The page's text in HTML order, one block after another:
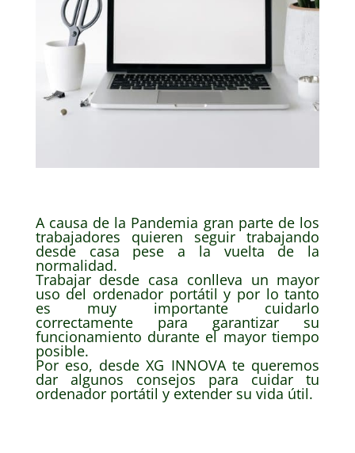
A causa de la Pandemia gran parte de los
trabajadores quieren seguir trabajando
desde casa pese a la vuelta de la
normalidad.
Trabajar desde casa conlleva un mayor
uso del ordenador portátil y por lo tanto
es muy importante cuidarlo
correctamente para garantizar su
funcionamiento durante el mayor tiempo
posible.
Por eso, desde XG INNOVA te queremos
dar algunos consejos para cuidar tu
ordenador portátil y extender su vida útil.